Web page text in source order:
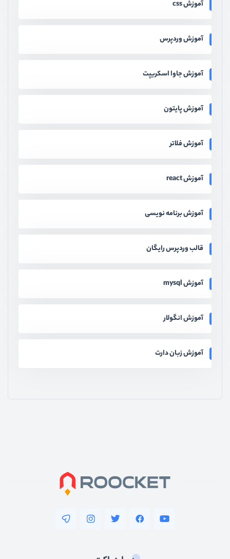
آموزش css
آموزش وردپرس
آموزش جاوا اسکریپت
آموزش پایتون
آموزش فلاتر
آموزش react
آموزش برنامه نویسی
قالب وردپرس رایگان
آموزش mysql
آموزش انگولار
آموزش زبان دارت